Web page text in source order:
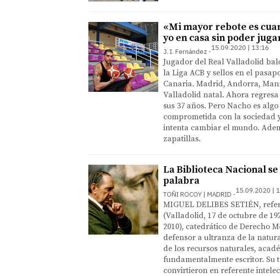
«Mi mayor rebote es
yo en casa sin poder
J. I. Fernández 15.09.2020 | 13:16
Jugador del Real Valladolid
la Liga ACB y sellos en el
Canaria. Madrid, Andorra,
Valladolid natal. Ahora
sus 37 años. Pero Nacho es
comprometida con la sociedad
intenta cambiar el mundo.
zapatillas.
La Biblioteca Nacional
palabra
TOÑI ROCOY | MADRID 15.09.2020 |
MIGUEL DELIBES SETIÉN,
(Valladolid, 17 de octubre de
2010), catedrático de Derecho
defensor a ultranza de la
de los recursos naturales,
fundamentalmente escritor.
convirtieron en referente